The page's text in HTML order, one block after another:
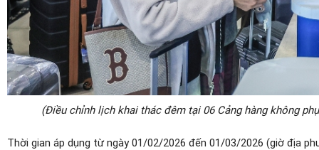
(Điều chỉnh lịch khai thác đêm tại 06 Cảng hàng không
Thời gian áp dụng từ ngày 01/02/2026 đến 01/03/2026 (giờ địa